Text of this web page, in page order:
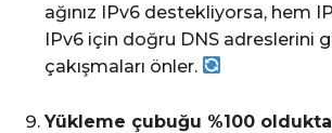
ağınız IPv6 destekliyorsa, hem
IPv6 için doğru DNS adreslerini
çakışmaları önler.
Yükleme çubuğu %100